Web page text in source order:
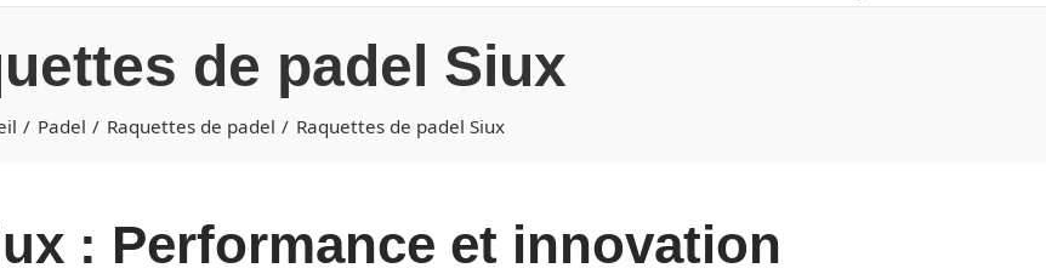
de padel Siux
Padel Raquettes de padel Raquettes de padel Siux
: Performance et innovation